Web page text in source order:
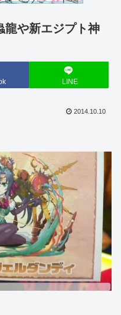
龍や新エジプト神
LINE
2014.10.10